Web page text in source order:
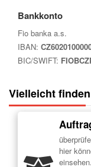
Bankkonto
Fio banka a.s.
IBAN:
BIC/SWIFT:
Vielleicht
hier